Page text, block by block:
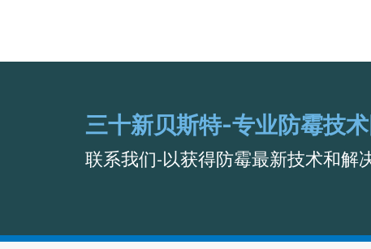
三十新贝斯特-专业防霉技
联系我们-以获得防霉最新技术和解